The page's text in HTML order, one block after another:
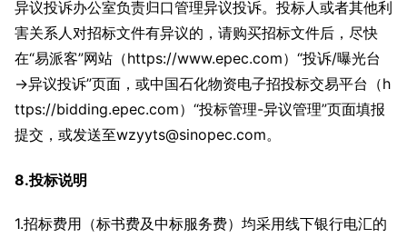
异议投诉办公室负责归口管理异议投诉。投标人或者其他利
害关系人对招标文件有异议的，请购买招标文件后，尽快
在“易派客”网站（https://www.epec.com）“投诉/曝光台
→异议投诉”页面，或中国石化物资电子招投标交易平台（h
ttps://bidding.epec.com）“投标管理-异议管理”页面填报
提交，或发送至wzyyts@sinopec.com。
8.投标说明
1.招标费用（标书费及中标服务费）均采用线下银行电汇的